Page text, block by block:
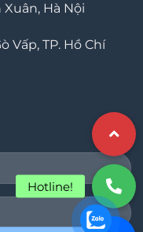
Xuân, Hà Nội
Vấp, TP. Hồ Chí